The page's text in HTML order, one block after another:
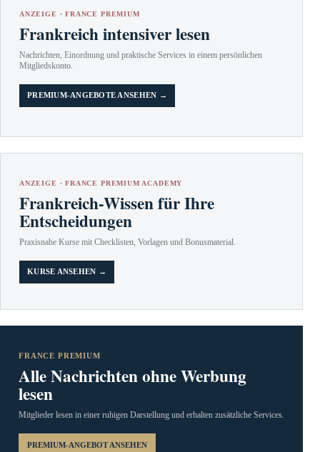
ANZEIGE · FRANCE PREMIUM
Frankreich intensiver lesen
Nachrichten, Einordnung und praktische Services in einem persönlichen
Mitgliedskonto.
PREMIUM-ANGEBOTE ANSEHEN →
ANZEIGE · FRANCE PREMIUM ACADEMY
Frankreich-Wissen für Ihre
Entscheidungen
Praxisnahe Kurse mit Checklisten, Vorlagen und Bonusmaterial.
KURSE ANSEHEN →
FRANCE PREMIUM
Alle Nachrichten ohne Werbung
lesen
Mitglieder lesen in einer ruhigen Darstellung und erhalten zusätzliche Services.
PREMIUM-ANGEBOT ANSEHEN